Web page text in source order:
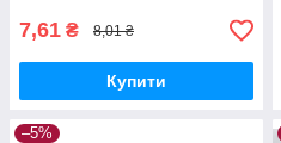
7,61 ₴ 8,01 ₴
Купити
–5%